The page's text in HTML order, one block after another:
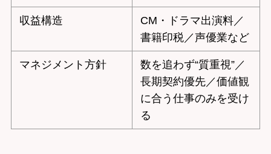
収益構造
CM・ドラマ出演料／
書籍印税／声優業など
マネジメント方針
数を追わず“質重視”／
長期契約優先／価値観
に合う仕事のみを受け
る